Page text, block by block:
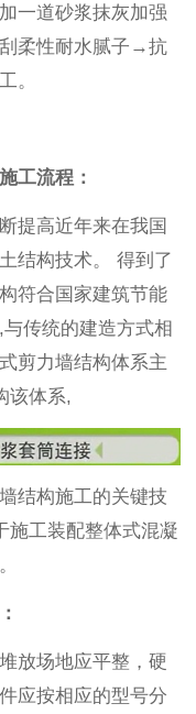
一道砂浆抹灰加强
柔性耐水腻子→抗
。
工流程：
提高近年来在我国
结构技术。 得到了
符合国家建筑节能
传统的建造方式相
剪力墙结构体系主
该体系,
结构施工的关键技
施工装配整体式混凝
放场地应平整，硬
应按相应的型号分